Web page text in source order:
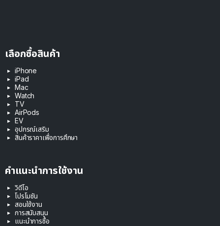
เลือกซื้อสินค้า
iPhone
iPad
Mac
Watch
TV
AirPods
EV
อุปกรณ์เสริม
สินค้าราคาเพื่อการศึกษา
คำแนะนำการใช้งาน
วิดีโอ
โปรโมชัน
สอนใช้งาน
การสนับสนุน
แนะนำการซื้อ